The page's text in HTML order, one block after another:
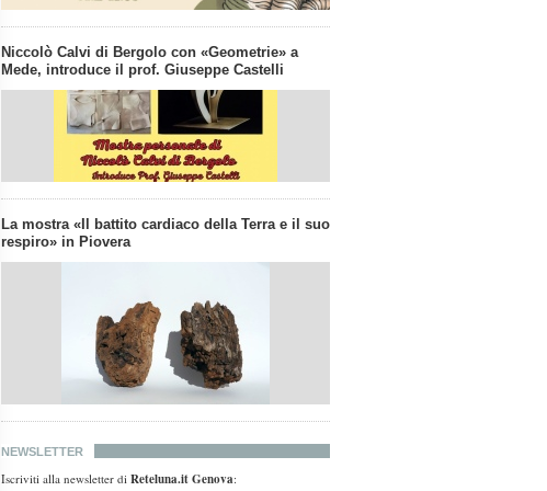
Niccolò Calvi di Bergolo con «Geometrie» a
Mede, introduce il prof. Giuseppe Castelli
La mostra «Il battito cardiaco della Terra e il suo
respiro» in Piovera
NEWSLETTER
Iscriviti alla newsletter di Reteluna.it Genova: